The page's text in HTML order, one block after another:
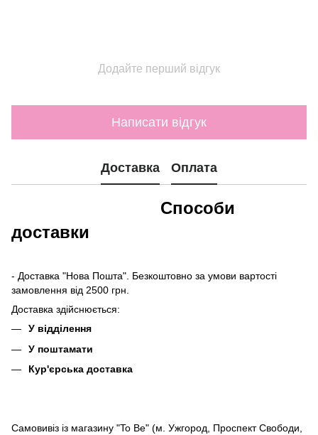
Додайте перший відгук
Написати відгук
Доставка Оплата
Способи
доставки
- Доставка "Нова Пошта". Безкоштовно за умови вартості
замовлення від 2500 грн.
Доставка здійснюється:
У відділення
У поштамати
Кур'єрська доставка
Самовивіз із магазину "To Be" (м. Ужгород, Проспект Свободи,